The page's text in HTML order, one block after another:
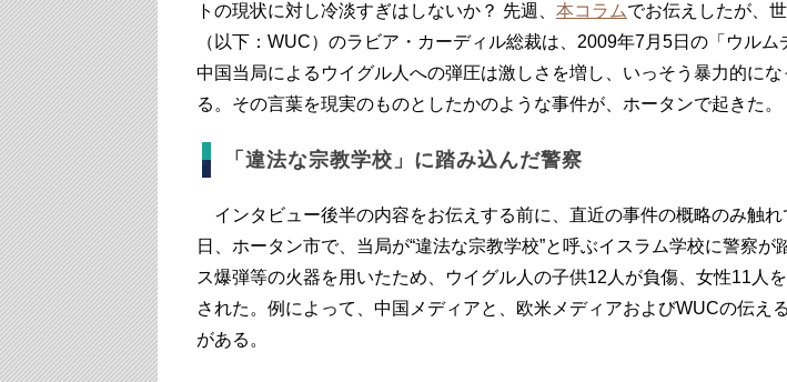
トの現状に対し冷淡すぎはしないか？ 先週、 本コラムでお伝えしたが、
（以下：WUC）のラビア・カーディル総裁は、2009年7月5日の「ウルム
中国当局によるウイグル人への弾圧は激しさを増し、いっそう暴力的に
る。その言葉を現実のものとしたかのような事件が、ホータンで起きた。
「違法な宗教学校」に踏み込んだ警察
インタビュー後半の内容をお伝えする前に、直近の事件の概略のみ触れ
日、ホータン市で、当局が“違法な宗教学校”と呼ぶイスラム学校に警察が
ス爆弾等の火器を用いたため、ウイグル人の子供12人が負傷、女性11人
された。例によって、中国メディアと、欧米メディアおよびWUCの伝え
がある。